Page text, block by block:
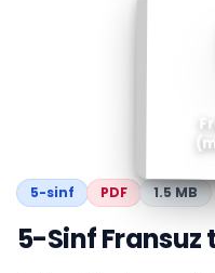
5-sinf PDF 1.5 MB
5-Sinf